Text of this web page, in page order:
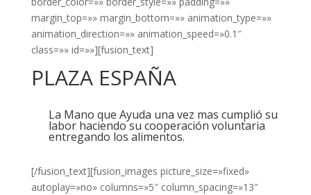
margin_top=»» margin_bottom=»» animation_type=»»
animation_direction=»» animation_speed=»0.1″
class=»» id=»»][fusion_text]
PLAZA ESPAÑA
La Mano que Ayuda una vez mas cumplió su
labor haciendo su cooperación voluntaria
entregando los alimentos.
[/fusion_text][fusion_images picture_size=»fixed»
autoplay=»no» columns=»5″ column_spacing=»13″